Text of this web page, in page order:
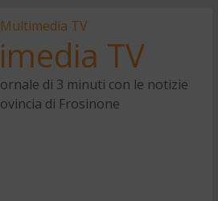
TV
di 3 minuti con le notizie
di Frosinone